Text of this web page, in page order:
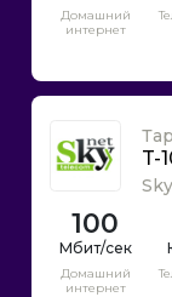
Домашний
интернет
T-
100
Домашний
интернет